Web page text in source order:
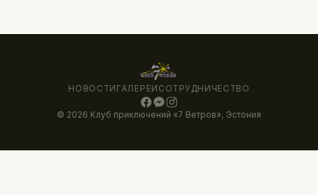
НОВОСТИ ГАЛЕРЕИ СОТРУДНИЧЕСТВО
© 2026 Клуб приключений «7 Ветров», Эстония